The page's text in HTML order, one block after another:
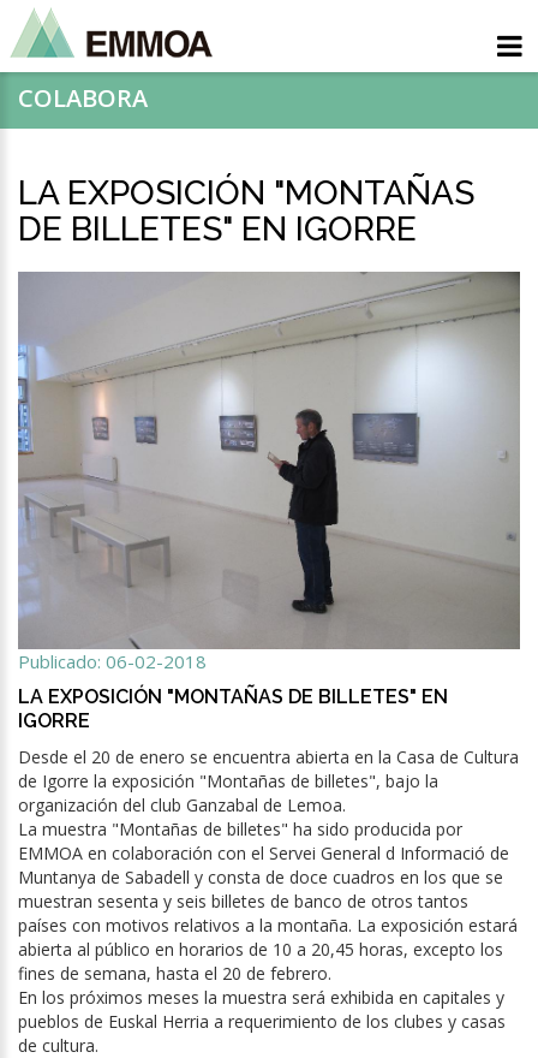
COLABORA
LA EXPOSICIÓN "MONTAÑAS
DE BILLETES" EN IGORRE
Publicado: 06-02-2018
LA EXPOSICIÓN "MONTAÑAS DE BILLETES" EN
IGORRE
Desde el 20 de enero se encuentra abierta en la Casa de Cultura
de Igorre la exposición "Montañas de billetes", bajo la
organización del club Ganzabal de Lemoa.
La muestra "Montañas de billetes" ha sido producida por
EMMOA en colaboración con el Servei General d Informació de
Muntanya de Sabadell y consta de doce cuadros en los que se
muestran sesenta y seis billetes de banco de otros tantos
países con motivos relativos a la montaña. La exposición estará
abierta al público en horarios de 10 a 20,45 horas, excepto los
fines de semana, hasta el 20 de febrero.
En los próximos meses la muestra será exhibida en capitales y
pueblos de Euskal Herria a requerimiento de los clubes y casas
de cultura.